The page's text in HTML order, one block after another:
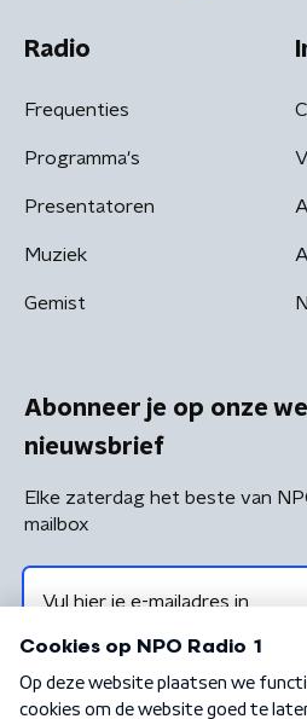
Radio
Frequenties
Programma's
Presentatoren
Muziek
Gemist
Abonneer je op onze
nieuwsbrief
Elke zaterdag het beste van
mailbox